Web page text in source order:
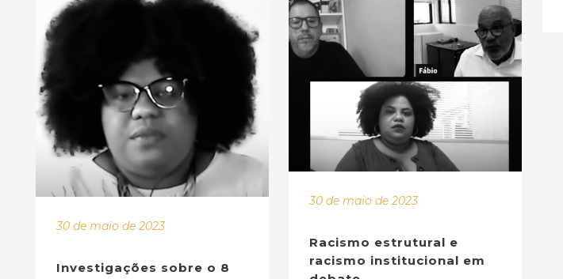
30 de maio de 2023
Racismo estrutural e
racismo institucional em
30 de maio de 2023
Investigações sobre o 8